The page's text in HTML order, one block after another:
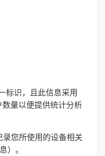
标识，且此信息采用
量以便提供统计分析
您所使用的设备相关
）。